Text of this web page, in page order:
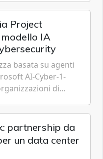
Project
IA
basata su agenti
AI-Cyber-1-
di
partnership da
un data center